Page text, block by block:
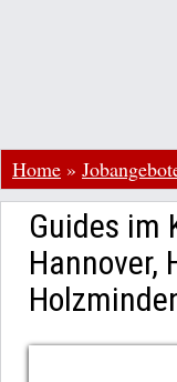
Home »
Guides im
Hannover,